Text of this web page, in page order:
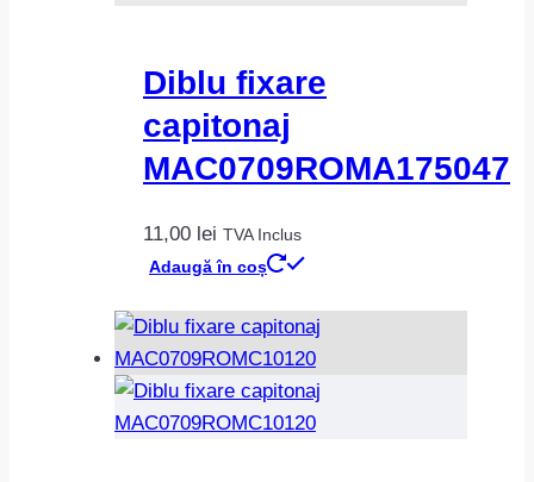
Diblu fixare
capitonaj
MAC0709ROMA175047
11,00 lei TVA Inclus
Adaugă în coș